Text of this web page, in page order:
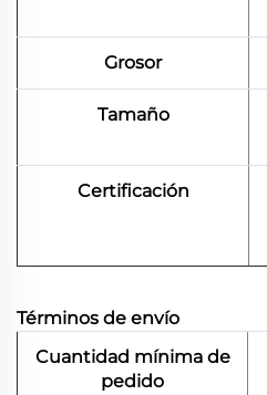
Grosor
Tamaño
Certificación
Términos de envío
Cuantidad mínima de
pedido